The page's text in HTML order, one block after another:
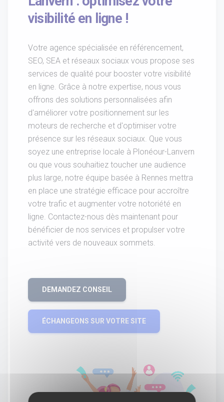
visibilité en ligne !
Votre agence spécialisée en référencement,
SEO, SEA et réseaux sociaux vous propose ses
services de qualité pour booster votre visibilité
en ligne. Grâce à notre expertise, nous vous
offrons des solutions personnalisées afin
d'améliorer votre positionnement sur les
moteurs de recherche et d'optimiser votre
présence sur les réseaux sociaux. Que vous
soyez une entreprise locale à Plonéour-Lanvern
ou que vous souhaitiez toucher une audience
plus large, notre équipe basée à Rennes mettra
en place une stratégie efficace pour accroître
votre trafic et augmenter votre notoriété en
ligne. Contactez-nous dès maintenant pour
bénéficier de nos services et propulser votre
activité vers de nouveaux sommets.
DEMANDEZ CONSEIL
ÉCHANGEONS SUR VOTRE SITE